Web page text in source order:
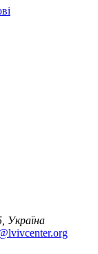
Україна